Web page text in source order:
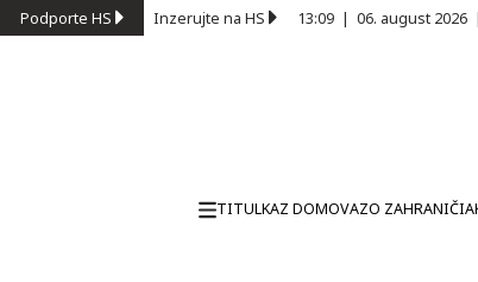
Podporte HS Inzerujte na HS 13:09 | 06. august 2026
TITULKAZ DOMOVAZO ZAHRANIČIA